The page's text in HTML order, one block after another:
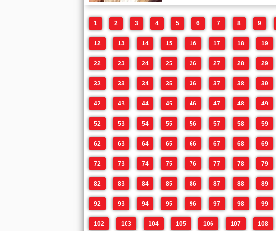
1 2 3 4 5 6 7 8 9
12 13 14 15 16 17 18 19
22 23 24 25 26 27 28 29
32 33 34 35 36 37 38 39
42 43 44 45 46 47 48 49
52 53 54 55 56 57 58 59
62 63 64 65 66 67 68 69
72 73 74 75 76 77 78 79
82 83 84 85 86 87 88 89
92 93 94 95 96 97 98 99
102 103 104 105 106 107 108